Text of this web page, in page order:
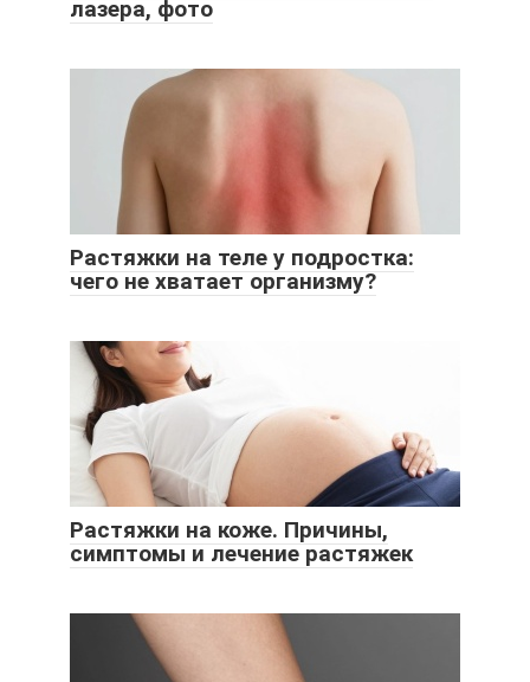
лазера, фото
Растяжки на теле у подростка:
чего не хватает организму?
Растяжки на коже. Причины,
симптомы и лечение растяжек